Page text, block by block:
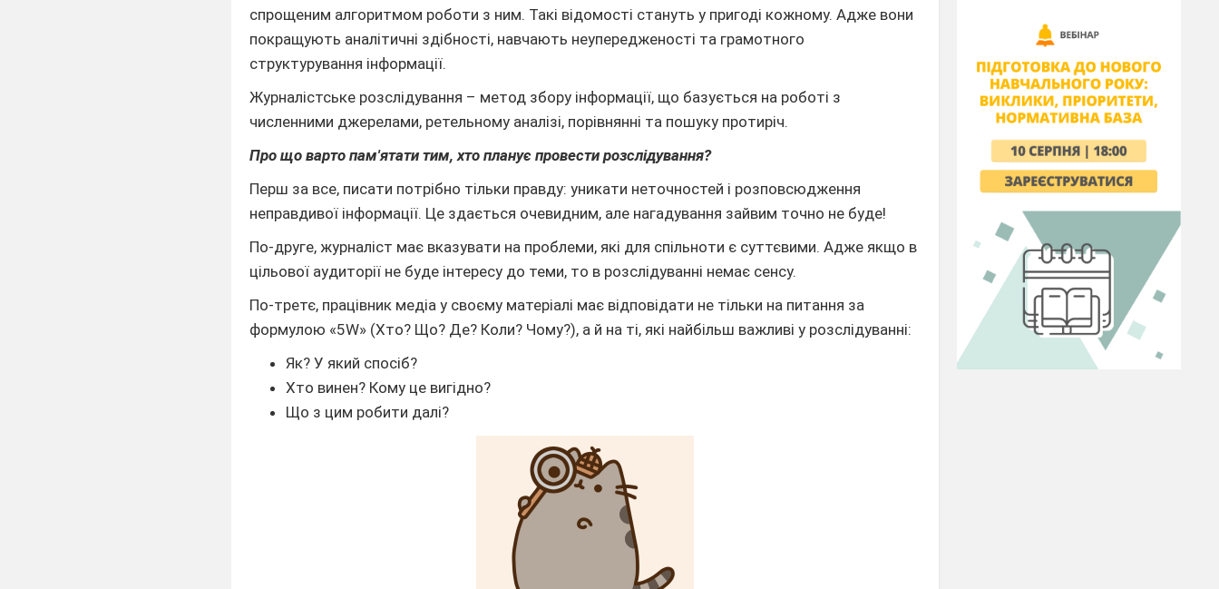
спрощеним алгоритмом роботи з ним. Такі відомості стануть у пригоді кожному. Адже вони
покращують аналітичні здібності, навчають неупередженості та грамотного
структурування інформації.
Журналістське розслідування – метод збору інформації, що базується на роботі з
численними джерелами, ретельному аналізі, порівнянні та пошуку протиріч.
Про що варто пам'ятати тим, хто планує провести розслідування?
Перш за все, писати потрібно тільки правду: уникати неточностей і розповсюдження
неправдивої інформації. Це здається очевидним, але нагадування зайвим точно не буде!
По-друге, журналіст має вказувати на проблеми, які для спільноти є суттєвими. Адже якщо в
цільової аудиторії не буде інтересу до теми, то в розслідуванні немає сенсу.
По-третє, працівник медіа у своєму матеріалі має відповідати не тільки на питання за
формулою «5W» (Хто? Що? Де? Коли? Чому?), а й на ті, які найбільш важливі у розслідуванні:
Як? У який спосіб?
Хто винен? Кому це вигідно?
Що з цим робити далі?